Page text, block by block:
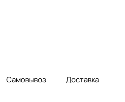
Самовывоз Доставка